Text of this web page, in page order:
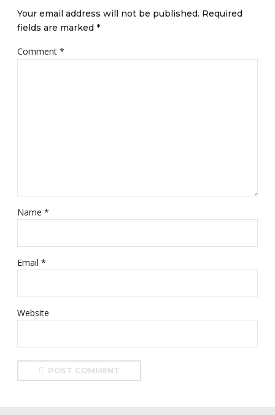
Your email address will not be published. Required
fields are marked *
Comment *
Name *
Email *
Website
POST COMMENT